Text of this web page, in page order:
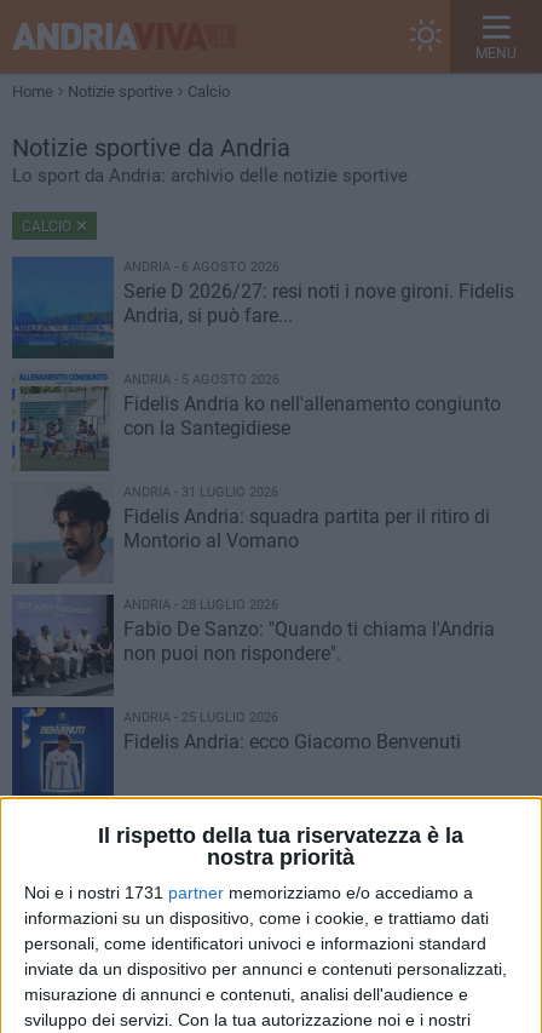
Il rispetto della tua riservatezza è la
nostra priorità
Noi e i nostri 1731 partner memorizziamo e/o accediamo a
informazioni su un dispositivo, come i cookie, e trattiamo dati
personali, come identificatori univoci e informazioni standard
inviate da un dispositivo per annunci e contenuti personalizzati,
misurazione di annunci e contenuti, analisi dell'audience e
sviluppo dei servizi. Con la tua autorizzazione noi e i nostri
MENU
Home Notizie sportive Calcio
Notizie sportive da Andria
Lo sport da Andria: archivio delle notizie sportive
CALCIO
ANDRIA - 6 AGOSTO 2026
Serie D 2026/27: resi noti i nove gironi. Fidelis
Andria, si può fare...
ANDRIA - 5 AGOSTO 2026
Fidelis Andria ko nell'allenamento congiunto
con la Santegidiese
ANDRIA - 31 LUGLIO 2026
Fidelis Andria: squadra partita per il ritiro di
Montorio al Vomano
ANDRIA - 28 LUGLIO 2026
Fabio De Sanzo: "Quando ti chiama l'Andria
non puoi non rispondere".
ANDRIA - 25 LUGLIO 2026
Fidelis Andria: ecco Giacomo Benvenuti
ANDRIA - 24 LUGLIO 2026
Fidelis Andria e Adidas presentano le maglie
stagione sportiva
ANDRIA - 23 LUGLIO 2026
Fidelis Andria: piazzato il colpo Gjonaj